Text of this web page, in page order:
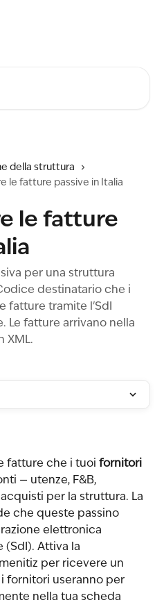
della struttura
le fatture passive in Italia
le fatture
per una struttura
destinatario che i
fatture tramite l'SdI
Le fatture arrivano nella
XML.
fatture che i tuoi fornitori
— utenze, F&B,
per la struttura. La
che queste passino
elettronica
(SdI). Attiva la
per ricevere un
fornitori useranno per
nella tua scheda